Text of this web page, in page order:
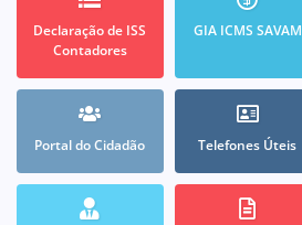
Declaração de ISS
Contadores
GIA ICMS SAVAM
Portal do Cidadão Telefones Úteis